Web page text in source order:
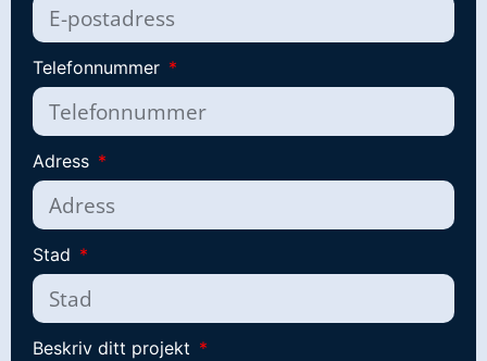
Telefonnummer
Adress
Stad
Beskriv ditt projekt